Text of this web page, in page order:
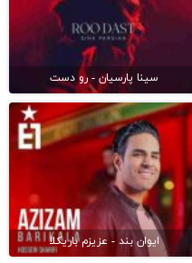
سینا پارسیان - رو دست
ایوان بند - عزیزم باریکلا